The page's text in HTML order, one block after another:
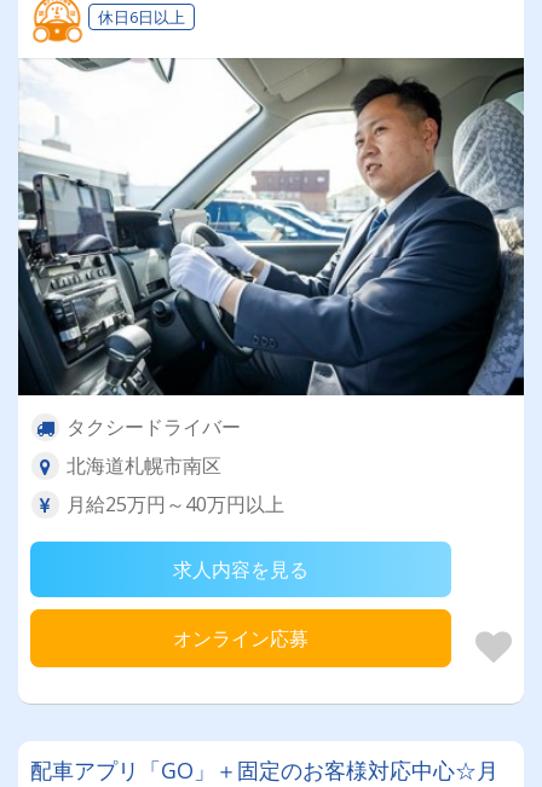
休日6日以上
タクシードライバー
北海道札幌市南区
月給25万円～40万円以上
求人内容を見る
オンライン応募
配車アプリ「GO」＋固定のお客様対応中心☆月